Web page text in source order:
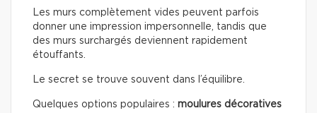
Les murs complètement vides peuvent parfois
donner une impression impersonnelle, tandis que
des murs surchargés deviennent rapidement
étouffants.
Le secret se trouve souvent dans l’équilibre.
Quelques options populaires : moulures décoratives